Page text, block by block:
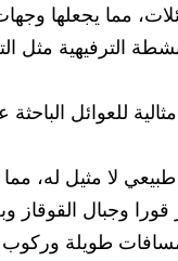
مما يجعلها
الترفيهية
للعوائل
لا مثيل له، مما
قورا وجبال القوقاز
طويلة وركوب